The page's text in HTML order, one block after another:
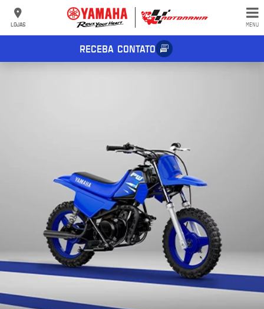
LOJAS MENU
RECEBA CONTATO